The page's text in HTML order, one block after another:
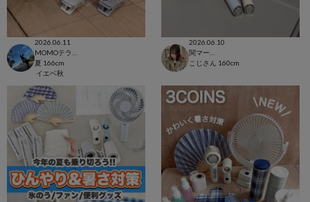
2026.06.11
夏 166cm
イエベ秋
2026.06.10
こじさん 160cm